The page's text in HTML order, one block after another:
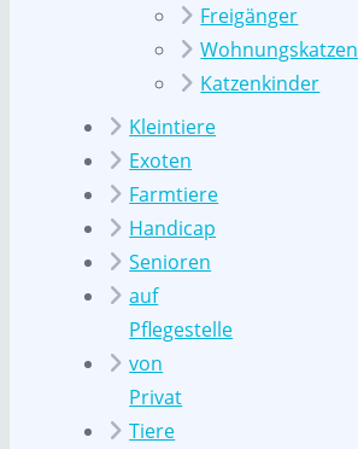
Freigänger
Wohnungskatzen
Katzenkinder
Kleintiere
Exoten
Farmtiere
Handicap
Senioren
auf
Pflegestelle
von
Privat
Tiere